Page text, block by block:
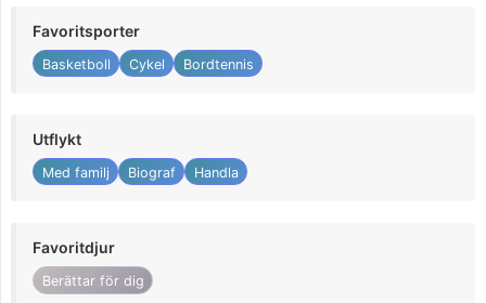
Favoritsporter
Basketboll Cykel Bordtennis
Utflykt
Med familj Biograf Handla
Favoritdjur
Berättar för dig